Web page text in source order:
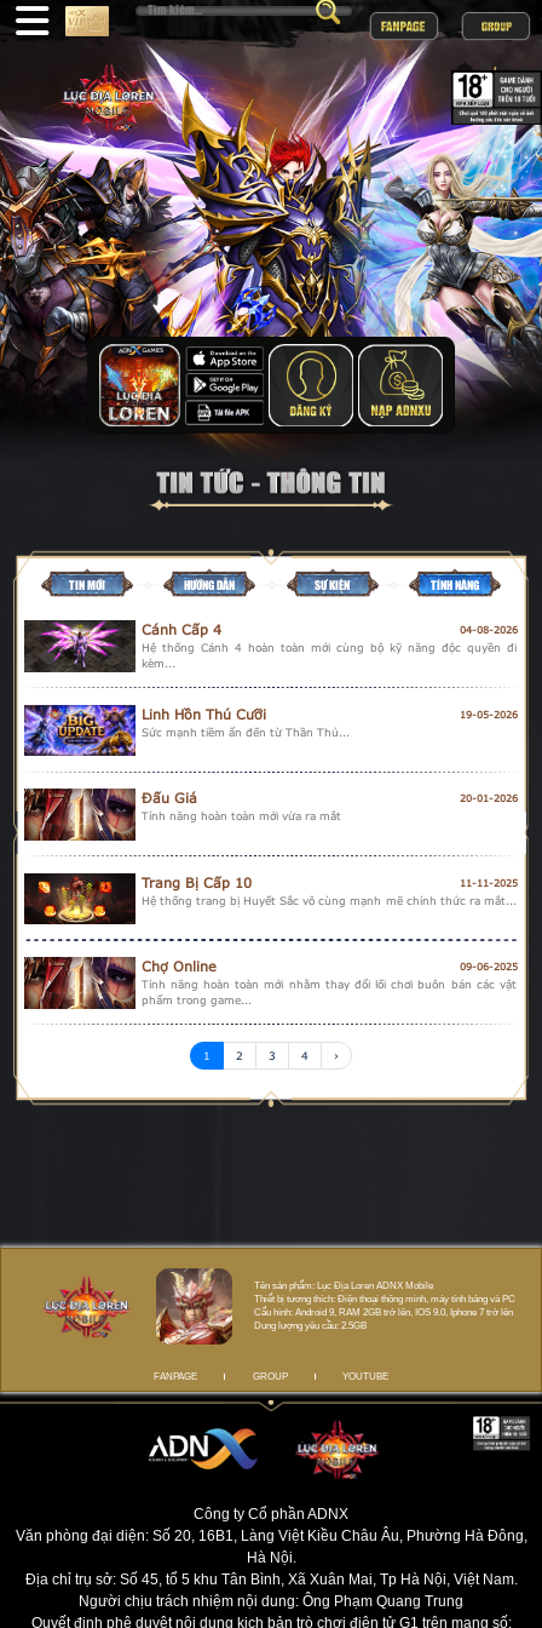
TIN MỚI HƯỚNG DẪN SỰ KIỆN TÍNH NĂNG
Cánh Cấp 4 04-08-2026
Hệ thống Cánh 4 hoàn toàn mới cùng bộ kỹ năng độc quyền đi
kèm...
Linh Hồn Thú Cưỡi 19-05-2026
Sức mạnh tiềm ẩn đến từ Thần Thú...
Đấu Giá 20-01-2026
Tính năng hoàn toàn mới vừa ra mắt
Trang Bị Cấp 10 11-11-2025
Hệ thống trang bị Huyết Sắc vô cùng mạnh mẽ chính thức ra mắt...
Chợ Online 09-06-2025
Tính năng hoàn toàn mới nhằm thay đổi lối chơi buôn bán các vật
phẩm trong game...
1 2 3 4 ›
Tên sản phẩm: Lục Địa Loren ADNX Mobile
Thiết bị tương thích: Điện thoại thông minh, máy tính bảng và PC
Cấu hình: Android 9, RAM 2GB trở lên, IOS 9.0, Iphone 7 trở lên
Dung lượng yêu cầu: 2.5GB
FANPAGE GROUP YOUTUBE
Công ty Cổ phần ADNX
Văn phòng đại diện: Số 20, 16B1, Làng Việt Kiều Châu Âu, Phường Hà Đông,
Hà Nội.
Địa chỉ trụ sở: Số 45, tổ 5 khu Tân Bình, Xã Xuân Mai, Tp Hà Nội, Việt Nam.
Người chịu trách nhiệm nội dung: Ông Phạm Quang Trung
Quyết định phê duyệt nội dung kịch bản trò chơi điện tử G1 trên mạng số: